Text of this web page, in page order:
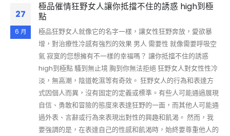
27
6 月
極品催情狂野女人讓你抵擋不住的誘惑 high到極
點
極品狂野女人就像它的名字一樣，讓女性狂野奔放，愛欲暴
增，對治療性冷感有強烈的效果 男人 需要性 就像需要呼吸空
氣 寂寞的您想擁有不一樣的幸福嗎？ 讓你抵擋不住的誘惑
high到極點 騷到無止境 胸到你無法拒絕 狂野女人對女性性冷
淡，無高潮，陰道乾濕等有奇效。 狂野女人的行為和表達方
式因個人而異，沒有固定的定義或標準。有些人可能通過展現
自信、勇敢和冒險的態度來表達狂野的一面，而其他人可能通
過外表、言辭或行為來表現出對性的興趣和飢渴。 然而，我
要強調的是，在表達自己的性感和飢渴時，始終要尊重他人的